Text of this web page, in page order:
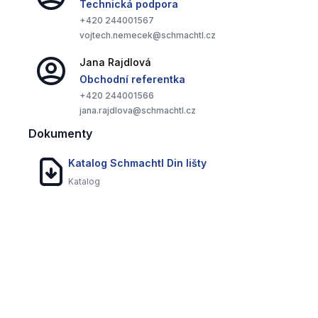
Vysoká odolnost
vysokou mechanickou odolnost.
Různé tvary a provedení profilů umožňují široké
spektrum aplikací v různých konstrukcích.
Technická podpora
+420 244001567
vojtech.nemecek@schmachtl.cz
Jana Rajdlová
Obchodní referentka
+420 244001566
jana.rajdlova@schmachtl.cz
Dokumenty
Katalog Schmachtl Din lišty
Katalog